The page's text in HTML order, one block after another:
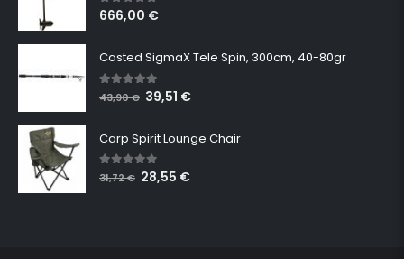
5.00 out of 5
666,00 €
Casted SigmaX Tele Spin, 300cm, 40-80gr
5.00 out of 5
43,90€ 39,51 €
Carp Spirit Lounge Chair
5.00 out of 5
31,72€ 28,55 €